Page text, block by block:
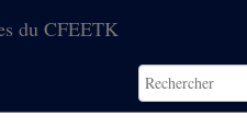
du CFEETK